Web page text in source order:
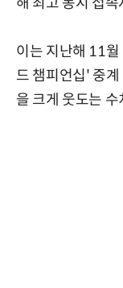
이는 지난해 11
드 챔피언십' 중
을 크게 웃도는 수